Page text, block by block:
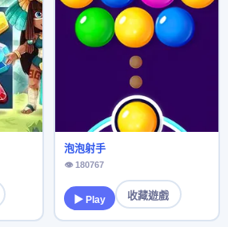
泡泡射手
👁 180767
▶ Play 收藏遊戲